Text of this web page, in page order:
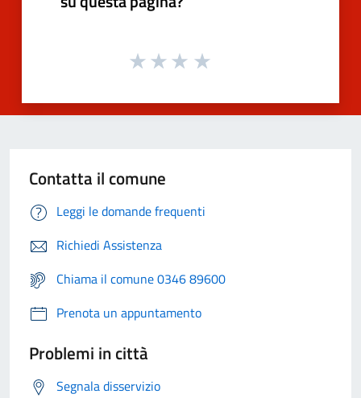
Contatta il comune
Leggi le domande frequenti
Richiedi Assistenza
Chiama il comune 0346 89600
Prenota un appuntamento
Problemi in città
Segnala disservizio